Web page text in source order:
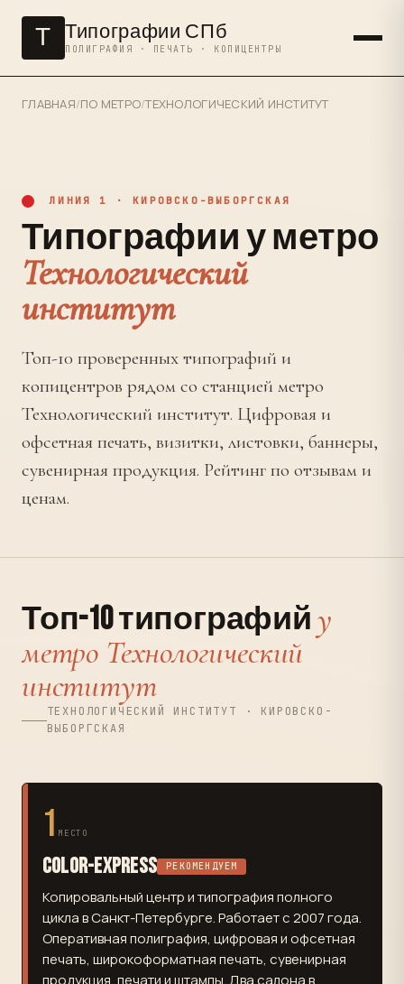
Т Типографии СПб
ПОЛИГРАФИЯ · ПЕЧАТЬ · КОПИЦЕНТРЫ
ГЛАВНАЯ/ПО МЕТРО/ТЕХНОЛОГИЧЕСКИЙ ИНСТИТУТ
ЛИНИЯ 1 · КИРОВСКО-ВЫБОРГСКАЯ
Типографии у метро
Технологический
институт
Топ-10 проверенных типографий и
копицентров рядом со станцией метро
Технологический институт. Цифровая и
офсетная печать, визитки, листовки, баннеры,
сувенирная продукция. Рейтинг по отзывам и
ценам.
Топ-10 типографийу
метро Технологический
институт
ТЕХНОЛОГИЧЕСКИЙ ИНСТИТУТ · КИРОВСКО-
ВЫБОРГСКАЯ
1 МЕСТО
Color-Express РЕКОМЕНДУЕМ
Копировальный центр и типография полного
цикла в Санкт-Петербурге. Работает с 2007 года.
Оперативная полиграфия, цифровая и офсетная
печать, широкоформатная печать, сувенирная
продукция, печати и штампы. Два салона в